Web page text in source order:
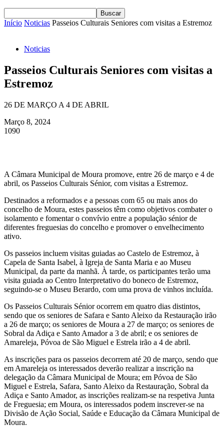
Início Noticias Passeios Culturais Seniores com visitas a Estremoz
Noticias
Passeios Culturais Seniores com visitas a
Estremoz
26 DE MARÇO A 4 DE ABRIL
Março 8, 2024
1090
A Câmara Municipal de Moura promove, entre 26 de março e 4 de
abril, os Passeios Culturais Sénior, com visitas a Estremoz.
Destinados a reformados e a pessoas com 65 ou mais anos do
concelho de Moura, estes passeios têm como objetivos combater o
isolamento e fomentar o convívio entre a população sénior de
diferentes freguesias do concelho e promover o envelhecimento
ativo.
Os passeios incluem visitas guiadas ao Castelo de Estremoz, à
Capela de Santa Isabel, à Igreja de Santa Maria e ao Museu
Municipal, da parte da manhã. À tarde, os participantes terão uma
visita guiada ao Centro Interpretativo do boneco de Estremoz,
seguindo-se o Museu Berardo, com uma prova de vinhos incluída.
Os Passeios Culturais Sénior ocorrem em quatro dias distintos,
sendo que os seniores de Safara e Santo Aleixo da Restauração irão
a 26 de março; os seniores de Moura a 27 de março; os seniores de
Sobral da Adiça e Santo Amador a 3 de abril; e os seniores de
Amareleja, Póvoa de São Miguel e Estrela irão a 4 de abril.
As inscrições para os passeios decorrem até 20 de março, sendo que
em Amareleja os interessados deverão realizar a inscrição na
delegação da Câmara Municipal de Moura; em Póvoa de São
Miguel e Estrela, Safara, Santo Aleixo da Restauração, Sobral da
Adiça e Santo Amador, as inscrições realizam-se na respetiva Junta
de Freguesia; em Moura, os interessados podem inscrever-se na
Divisão de Ação Social, Saúde e Educação da Câmara Municipal de
Moura.